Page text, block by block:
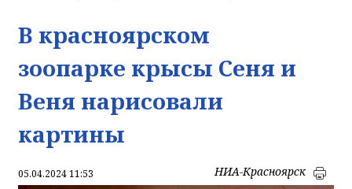
В красноярском
зоопарке крысы Сеня и
Веня нарисовали
картины
05.04.2024 11:53 НИА-Красноярск